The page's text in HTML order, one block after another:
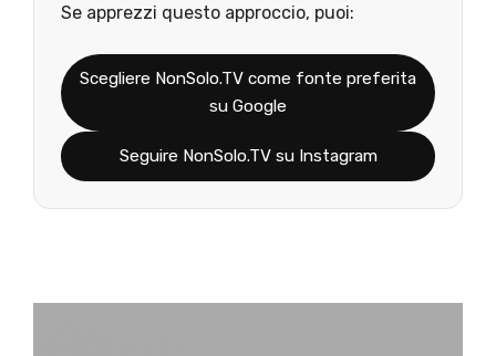
Se apprezzi questo approccio, puoi:
Scegliere NonSolo.TV come fonte preferita
su Google
Seguire NonSolo.TV su Instagram